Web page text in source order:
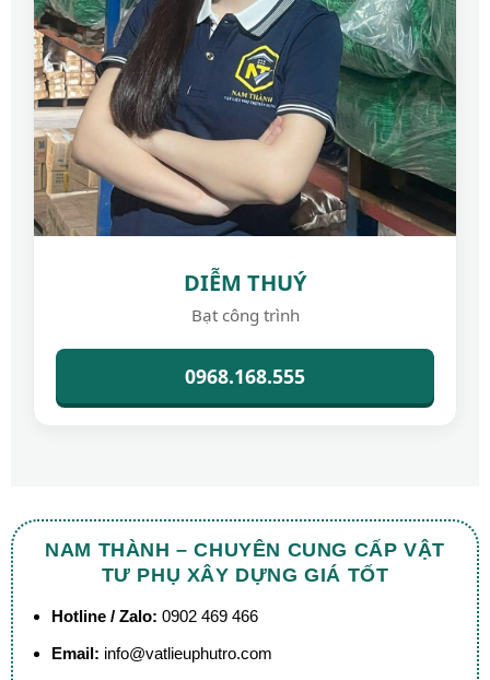
DIỄM THUÝ
Bạt công trình
0968.168.555
NAM THÀNH – CHUYÊN CUNG CẤP VẬT
TƯ PHỤ XÂY DỰNG GIÁ TỐT
Hotline / Zalo: 0902 469 466
Email: info@vatlieuphutro.com